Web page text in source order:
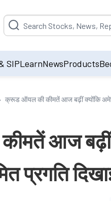
Suggestion will be populated
SIPLearnNewsProducts
क्रूड ऑयल की कीमतें आज बढ़ीं क्योंकि
आज बढ़ीं
प्रगति